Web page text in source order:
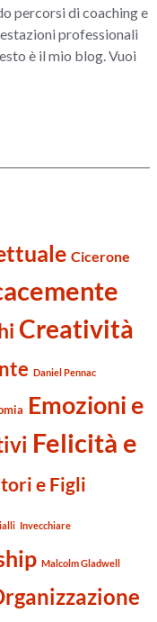
percorsi di coaching e
professionali
è il mio blog. Vuoi
Cicerone
Creatività
Daniel Pennac
Emozioni e
Felicità e
e Figli
Invecchiare
Malcolm Gladwell